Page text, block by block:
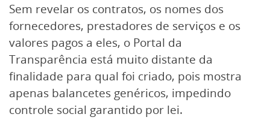
Sem revelar os contratos, os nomes dos
fornecedores, prestadores de serviços e os
valores pagos a eles, o Portal da
Transparência está muito distante da
finalidade para qual foi criado, pois mostra
apenas balancetes genéricos, impedindo
controle social garantido por lei.